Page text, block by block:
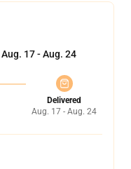
Aug. 17 - Aug. 24
Delivered
Aug. 17 - Aug. 24